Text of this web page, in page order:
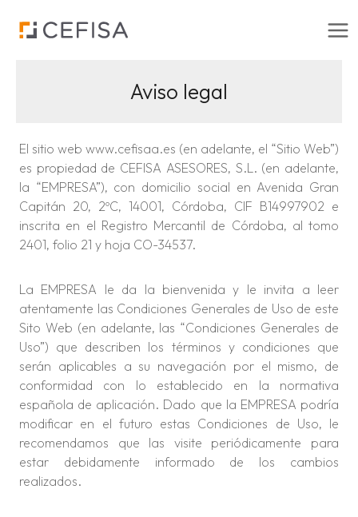
Aviso legal
El sitio web www.cefisaa.es (en adelante, el “Sitio Web”)
es propiedad de CEFISA ASESORES, S.L. (en adelante,
la “EMPRESA”), con domicilio social en Avenida Gran
Capitán 20, 2ºC, 14001, Córdoba, CIF B14997902 e
inscrita en el Registro Mercantil de Córdoba, al tomo
2401, folio 21 y hoja CO-34537.
La EMPRESA le da la bienvenida y le invita a leer
atentamente las Condiciones Generales de Uso de este
Sito Web (en adelante, las “Condiciones Generales de
Uso”) que describen los términos y condiciones que
serán aplicables a su navegación por el mismo, de
conformidad con lo establecido en la normativa
española de aplicación. Dado que la EMPRESA podría
modificar en el futuro estas Condiciones de Uso, le
recomendamos que las visite periódicamente para
estar debidamente informado de los cambios
realizados.